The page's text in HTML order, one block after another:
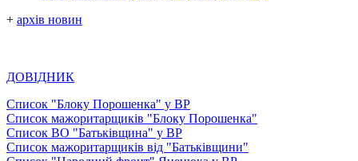
+ архів новин
ДОВІДНИК
Список "Блоку Порошенка" у ВР
Список мажоритарщиків "Блоку Порошенка"
Список ВО "Батьківщина" у ВР
Список мажоритарщиків від "Батьківщини"